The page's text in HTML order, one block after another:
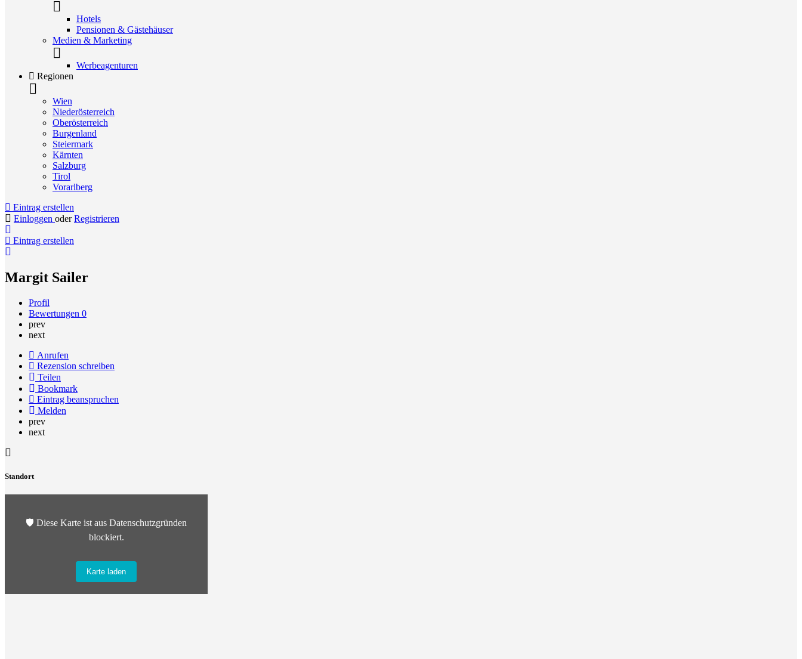
Hotels
Pensionen & Gästehäuser
Medien & Marketing
Werbeagenturen
Regionen
Wien
Niederösterreich
Oberösterreich
Burgenland
Steiermark
Kärnten
Salzburg
Tirol
Vorarlberg
Eintrag erstellen
Einloggen oder Registrieren
Eintrag erstellen
Margit Sailer
Profil
Bewertungen 0
prev
next
Anrufen
Rezension schreiben
Teilen
Bookmark
Eintrag beanspruchen
Melden
prev
next
Standort
🛡️ Diese Karte ist aus Datenschutzgründen
blockiert.
Karte laden